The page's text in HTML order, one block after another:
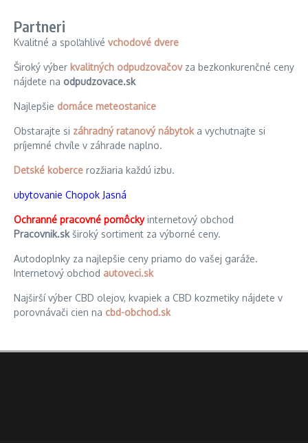
Partneri
Kvalitné a spoľahlivé vchodové dvere
Široký výber kvalitných odpudzovačovza bezkonkurenčné ceny
nájdete na odpudzovace.sk
Najlepšie domáce meteostanice
Obstarajte si záhradný ratanový nábytoka vychutnajte si
príjemné chvíle v záhrade naplno.
Detské koberce rozžiaria každú izbu.
ubytovanie Chopok Jasná
Ochranné pracovné pomôckyinternetový obchod
Pracovnik.skširoký sortiment za výborné ceny.
Autodoplnky za najlepšie ceny priamo do vašej garáže.
Internetový obchod autoveci.sk
Najširší výber CBD olejov, kvapiek a CBD kozmetiky nájdete v
porovnávači cien na cbd-obchod.sk